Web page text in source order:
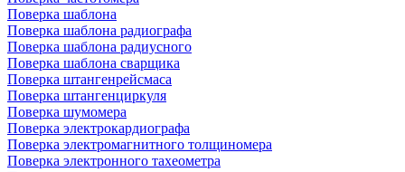
Поверка шаблона
Поверка шаблона радиографа
Поверка шаблона радиусного
Поверка шаблона сварщика
Поверка штангенрейсмаса
Поверка штангенциркуля
Поверка шумомера
Поверка электрокардиографа
Поверка электромагнитного толщиномера
Поверка электронного тахеометра